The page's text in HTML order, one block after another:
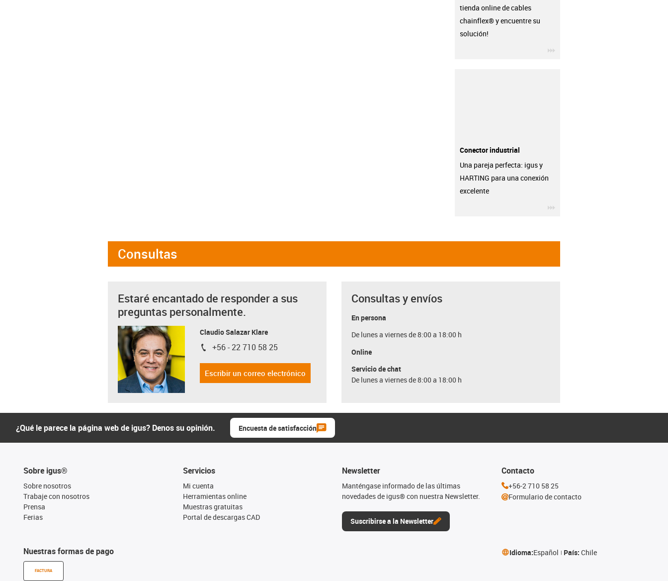
tienda online de cables
chainflex® y encuentre su
solución!
Conector industrial
Una pareja perfecta: igus y
HARTING para una conexión
excelente
Consultas
Estaré encantado de responder a sus
preguntas personalmente.
Claudio Salazar Klare
igus-icon-phone
+56 - 22 710 58 25
Escribir un correo electrónico
Consultas y envíos
En persona
De lunes a viernes de 8:00 a 18:00 h
Online
Servicio de chat
De lunes a viernes de 8:00 a 18:00 h
¿Qué le parece la página web de igus? Denos su opinión. Encuesta de satisfacción
Sobre igus®
Sobre nosotros
Trabaje con nosotros
Prensa
Ferias
Nuestras formas de pago
FACTURA
Servicios
Mi cuenta
Herramientas online
Muestras gratuitas
Portal de descargas CAD
Newsletter
Manténgase informado de las últimas
novedades de igus® con nuestra Newsletter.
Suscribirse a la Newsletter
Contacto
+56-2 710 58 25
Formulario de contacto
Idioma:Español País: Chile